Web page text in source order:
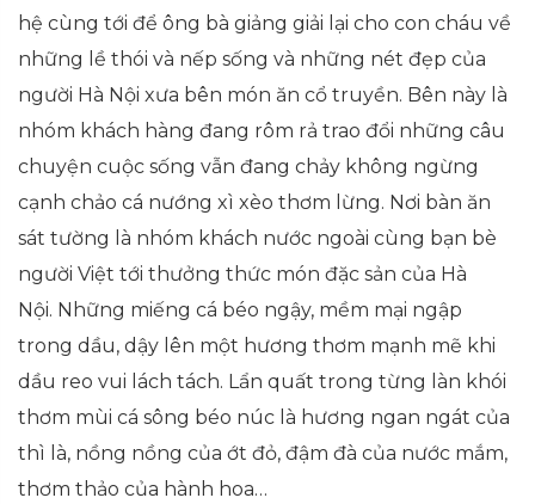
hệ cùng tới để ông bà giảng giải lại cho con cháu về
những lề thói và nếp sống và những nét đẹp của
người Hà Nội xưa bên món ăn cổ truyền. Bên này là
nhóm khách hàng đang rôm rả trao đổi những câu
chuyện cuộc sống vẫn đang chảy không ngừng
cạnh chảo cá nướng xì xèo thơm lừng. Nơi bàn ăn
sát tường là nhóm khách nước ngoài cùng bạn bè
người Việt tới thưởng thức món đặc sản của Hà
Nội. Những miếng cá béo ngậy, mềm mại ngập
trong dầu, dậy lên một hương thơm mạnh mẽ khi
dầu reo vui lách tách. Lẩn quất trong từng làn khói
thơm mùi cá sông béo núc là hương ngan ngát của
thì là, nồng nồng của ớt đỏ, đậm đà của nước mắm,
thơm thảo của hành hoa…